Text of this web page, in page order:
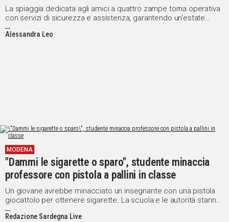
La spiaggia dedicata agli amici a quattro zampe torna operativa
con servizi di sicurezza e assistenza, garantendo un'estate
serena per i bagnanti a quattro zampe e i loro proprietari
Alessandra Leo
MODENA
"Dammi le sigarette o sparo", studente minaccia
professore con pistola a pallini in classe
Un giovane avrebbe minacciato un insegnante con una pistola
giocattolo per ottenere sigarette. La scuola e le autorità stanno
esaminando il caso
Redazione Sardegna Live